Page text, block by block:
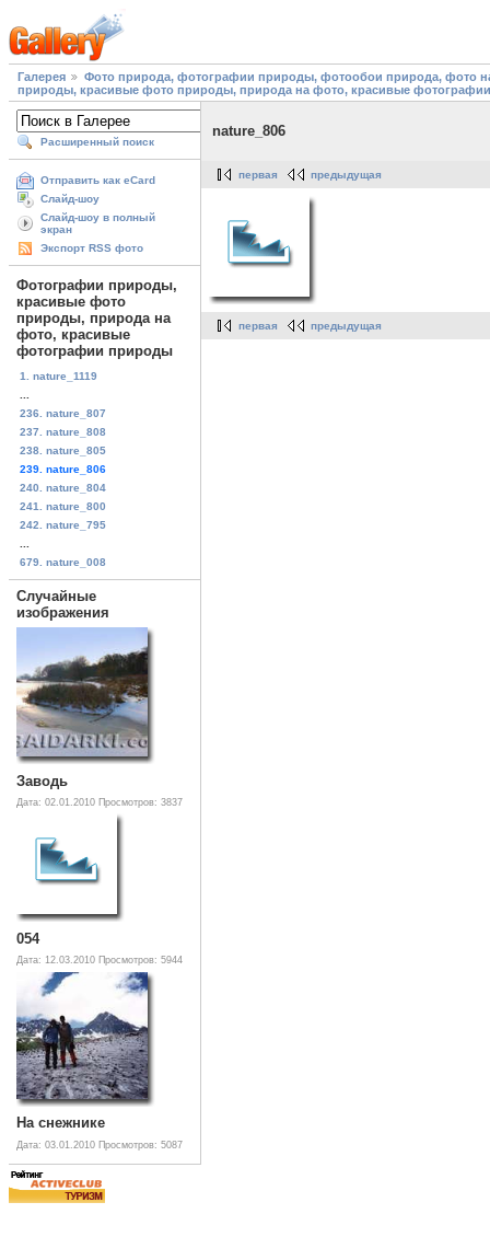
Галерея
Фото природа, фотографии природы, фотообои природа, фото
природы, красивые фото природы, природа на фото, красивые
Расширенный поиск
Отправить как eCard
Слайд-шоу
Слайд-шоу в полный
экран
Экспорт RSS фото
Фотографии природы,
красивые фото
природы, природа на
фото, красивые
фотографии природы
1. nature_1119
236. nature_807
237. nature_808
238. nature_805
239. nature_806
240. nature_804
241. nature_800
242. nature_795
679. nature_008
Случайные
изображения
Заводь
Дата: 02.01.2010 Просмотров: 3837
054
Дата: 12.03.2010 Просмотров: 5944
На снежнике
Дата: 03.01.2010 Просмотров: 5087
nature_806
первая предыдущая
первая предыдущая